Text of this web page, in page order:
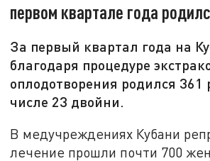
первом квартале года
За первый квартал года на
благодаря процедуре
оплодотворения родился 361
числе 23 двойни.
В медучреждениях Кубани
лечение прошли почти 700